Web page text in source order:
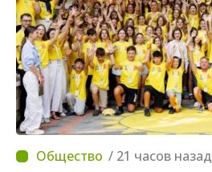
/ 21 часов назад